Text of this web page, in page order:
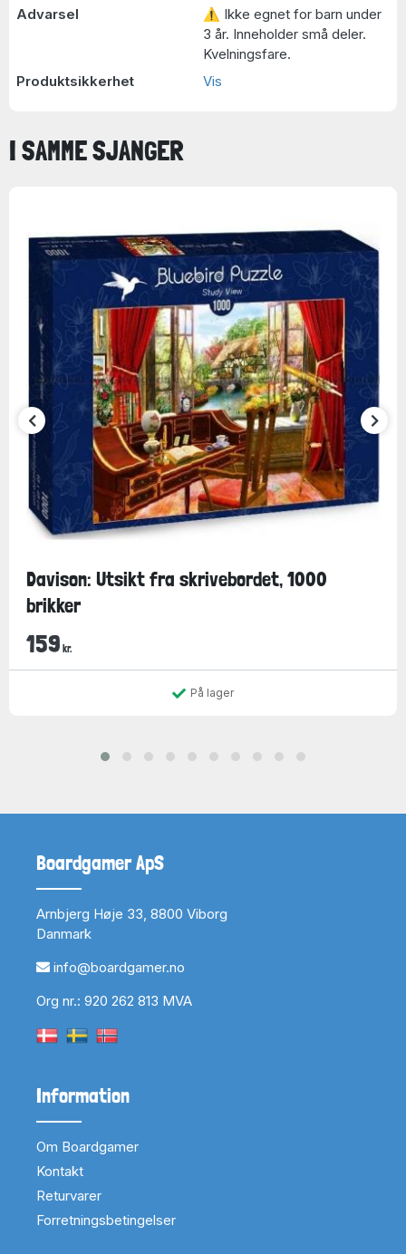
Advarsel
⚠ Ikke egnet for barn under
3 år. Inneholder små deler.
Kvelningsfare.
Produktsikkerhet
Vis
I SAMME SJANGER
Davison: Utsikt fra skrivebordet, 1000
brikker
159 kr.
På lager
Boardgamer ApS
Arnbjerg Høje 33, 8800 Viborg
Danmark
info@boardgamer.no
Org nr.: 920 262 813 MVA
Information
Om Boardgamer
Kontakt
Returvarer
Forretningsbetingelser